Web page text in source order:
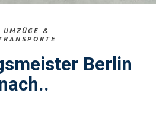
UMZÜGE &
Berlin